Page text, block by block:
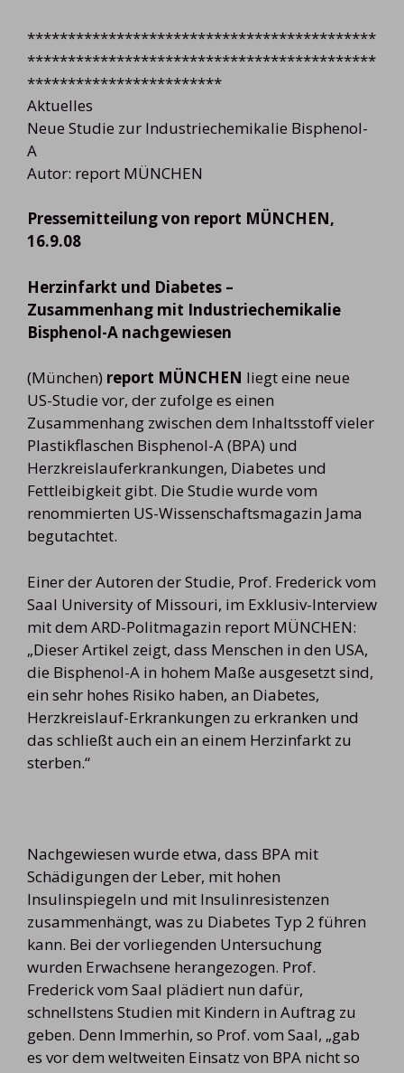
*******************************************
*******************************************
************************
Aktuelles
Neue Studie zur Industriechemikalie Bisphenol-
A
Autor: report MÜNCHEN
Pressemitteilung von report MÜNCHEN,
16.9.08
Herzinfarkt und Diabetes –
Zusammenhang mit Industriechemikalie
Bisphenol-A nachgewiesen
(München) report MÜNCHEN liegt eine neue
US-Studie vor, der zufolge es einen
Zusammenhang zwischen dem Inhaltsstoff vieler
Plastikflaschen Bisphenol-A (BPA) und
Herzkreislauferkrankungen, Diabetes und
Fettleibigkeit gibt. Die Studie wurde vom
renommierten US-Wissenschaftsmagazin Jama
begutachtet.
Einer der Autoren der Studie, Prof. Frederick vom
Saal University of Missouri, im Exklusiv-Interview
mit dem ARD-Politmagazin report MÜNCHEN:
„Dieser Artikel zeigt, dass Menschen in den USA,
die Bisphenol-A in hohem Maße ausgesetzt sind,
ein sehr hohes Risiko haben, an Diabetes,
Herzkreislauf-Erkrankungen zu erkranken und
das schließt auch ein an einem Herzinfarkt zu
sterben.“
Nachgewiesen wurde etwa, dass BPA mit
Schädigungen der Leber, mit hohen
Insulinspiegeln und mit Insulinresistenzen
zusammenhängt, was zu Diabetes Typ 2 führen
kann. Bei der vorliegenden Untersuchung
wurden Erwachsene herangezogen. Prof.
Frederick vom Saal plädiert nun dafür,
schnellstens Studien mit Kindern in Auftrag zu
geben. Denn Immerhin, so Prof. vom Saal, „gab
es vor dem weltweiten Einsatz von BPA nicht so